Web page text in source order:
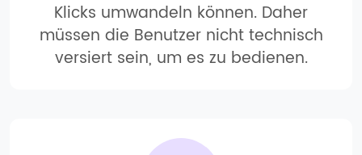
Klicks umwandeln können. Daher
müssen die Benutzer nicht technisch
versiert sein, um es zu bedienen.